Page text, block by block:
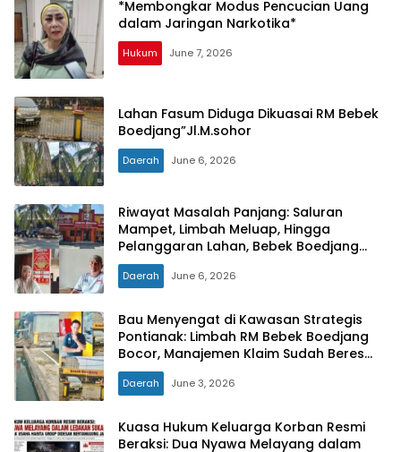
*Membongkar Modus Pencucian Uang
dalam Jaringan Narkotika*
Hukum June 7, 2026
Lahan Fasum Diduga Dikuasai RM Bebek
Boedjang”Jl.M.sohor
Daerah June 6, 2026
Riwayat Masalah Panjang: Saluran
Mampet, Limbah Meluap, Hingga
Pelanggaran Lahan, Bebek Boedjang
Dinilai Tak Konsisten Patuhi Aturan
Daerah June 6, 2026
Bau Menyengat di Kawasan Strategis
Pontianak: Limbah RM Bebek Boedjang
Bocor, Manajemen Klaim Sudah Beres
dengan DLH
Daerah June 3, 2026
Kuasa Hukum Keluarga Korban Resmi
Beraksi: Dua Nyawa Melayang dalam